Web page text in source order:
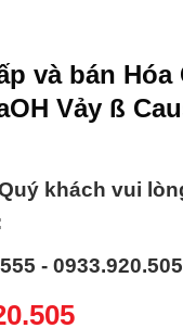
và bán Hóa
Vảy ß
khách vui
- 0933.920.505